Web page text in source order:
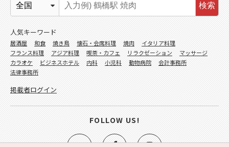
検索
人気キーワード
居酒屋 和食 焼き鳥 懐石・会席料理 焼肉
イタリア料理
フランス料理
アジア料理 喫茶・カフェ リラクゼーション
マッサージ
カラオケ
ビジネスホテル 内科 小児科 動物病院
会計事務所
法律事務所
掲載者ログイン
FOLLOW US!